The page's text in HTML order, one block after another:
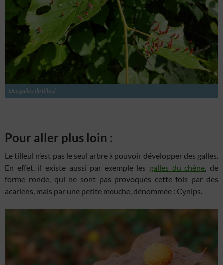
Des galles du tilleul
Pour aller plus loin :
Le tilleul n’est pas le seul arbre à pouvoir développer des galles.
En effet, il existe aussi par exemple les galles du chêne , de
forme ronde, qui ne sont pas provoqués cette fois par des
acariens, mais par une petite mouche, dénommée : Cynips